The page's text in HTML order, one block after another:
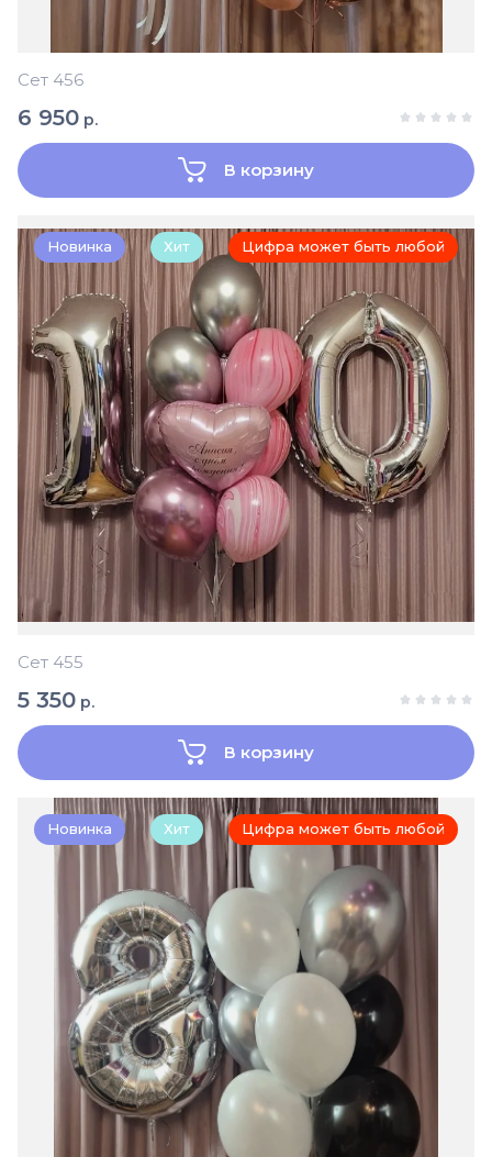
Сет 456
6 950 р.
В корзину
Новинка Хит Цифра может быть любой
Сет 455
5 350 р.
В корзину
Новинка Хит Цифра может быть любой